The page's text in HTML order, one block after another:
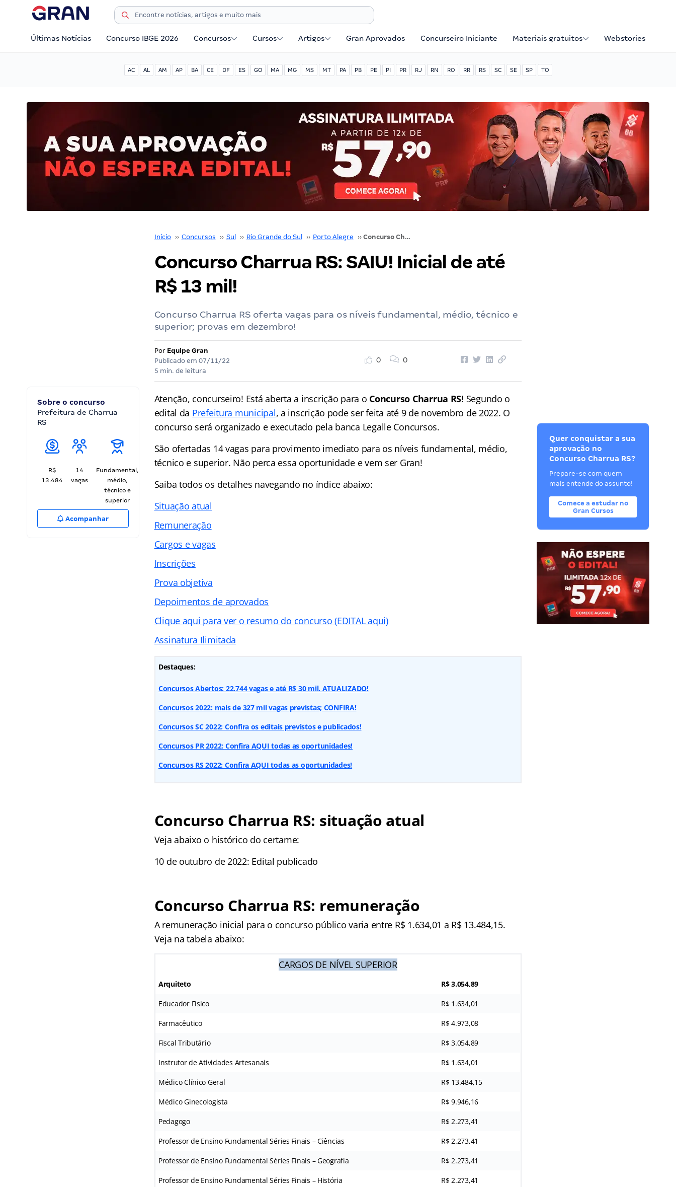
Últimas Notícias Concurso IBGE 2026 Concursos Cursos Artigos Gran Aprovados Concurseiro Iniciante Materiais gratuitos Webstories
AC AL AM AP BA CE DF ES GO MA MG MS MT PA PB PE PI PR RJ RN RO RR RS SC SE SP TO
Início ›› Concursos ›› Sul ›› Rio Grande do Sul ›› Porto Alegre ›› Concurso Charrua RS: SAIU! Inicial de até R$ 13 mil!
Concurso Charrua RS: SAIU! Inicial de até
R$ 13 mil!
Concurso Charrua RS oferta vagas para os níveis fundamental, médio, técnico e
superior; provas em dezembro!
Por Equipe Gran
Publicado em 07/11/22
5 min. de leitura
0 0
Sobre o concurso
Prefeitura de Charrua
RS
R$
13.484
14
vagas
Fundamental,
médio,
técnico e
superior
Acompanhar
Atenção, concurseiro! Está aberta a inscrição para o Concurso Charrua RS! Segundo o
edital da Prefeitura municipal, a inscrição pode ser feita até 9 de novembro de 2022. O
concurso será organizado e executado pela banca Legalle Concursos.
São ofertadas 14 vagas para provimento imediato para os níveis fundamental, médio,
técnico e superior. Não perca essa oportunidade e vem ser Gran!
Saiba todos os detalhes navegando no índice abaixo:
Situação atual
Remuneração
Cargos e vagas
Inscrições
Prova objetiva
Depoimentos de aprovados
Clique aqui para ver o resumo do concurso (EDITAL aqui)
Assinatura Ilimitada
Destaques:
Concursos Abertos: 22.744 vagas e até R$ 30 mil. ATUALIZADO!
Concursos 2022: mais de 327 mil vagas previstas; CONFIRA!
Concursos SC 2022: Confira os editais previstos e publicados!
Concursos PR 2022: Confira AQUI todas as oportunidades!
Concursos RS 2022: Confira AQUI todas as oportunidades!
Concurso Charrua RS: situação atual
Veja abaixo o histórico do certame:
10 de outubro de 2022: Edital publicado
Concurso Charrua RS: remuneração
A remuneração inicial para o concurso público varia entre R$ 1.634,01 a R$ 13.484,15.
Veja na tabela abaixo:
CARGOS DE NÍVEL SUPERIOR
Arquiteto R$ 3.054,89
Educador Físico R$ 1.634,01
Farmacêutico R$ 4.973,08
Fiscal Tributário R$ 3.054,89
Instrutor de Atividades Artesanais R$ 1.634,01
Médico Clínico Geral R$ 13.484,15
Médico Ginecologista R$ 9.946,16
Pedagogo R$ 2.273,41
Professor de Ensino Fundamental Séries Finais – Ciências R$ 2.273,41
Professor de Ensino Fundamental Séries Finais – Geografia R$ 2.273,41
Professor de Ensino Fundamental Séries Finais – História R$ 2.273,41
Quer conquistar a sua
aprovação no
Concurso Charrua RS?
Prepare-se com quem
mais entende do assunto!
Comece a estudar no
Gran Cursos